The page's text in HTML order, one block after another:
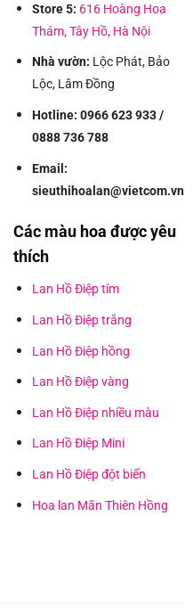
Store 5: 616 Hoàng Hoa
Thám, Tây Hồ, Hà Nội
Nhà vườn: Lộc Phát, Bảo
Lộc, Lâm Đồng
Hotline: 0966 623 933 /
0888 736 788
Email:
sieuthihoalan@vietcom.vn
Các màu hoa được yêu
thích
Lan Hồ Điệp tím
Lan Hồ Điệp trắng
Lan Hồ Điệp hồng
Lan Hồ Điệp vàng
Lan Hồ Điệp nhiều màu
Lan Hồ Điệp Mini
Lan Hồ Điệp đột biến
Hoa lan Mãn Thiên Hồng